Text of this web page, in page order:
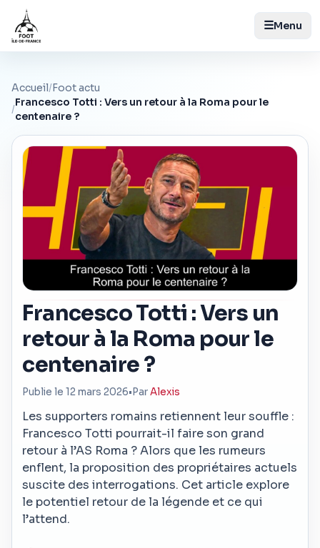
☰Menu
Accueil/Foot actu
/
Francesco Totti : Vers un retour à la Roma pour le
centenaire ?
Francesco Totti : Vers un
retour à la Roma pour le
centenaire ?
Publie le 12 mars 2026• ParAlexis
Les supporters romains retiennent leur souffle :
Francesco Totti pourrait-il faire son grand
retour à l’AS Roma ? Alors que les rumeurs
enflent, la proposition des propriétaires actuels
suscite des interrogations. Cet article explore
le potentiel retour de la légende et ce qui
l’attend.